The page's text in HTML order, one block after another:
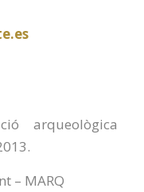
arqueològica
– MARQ